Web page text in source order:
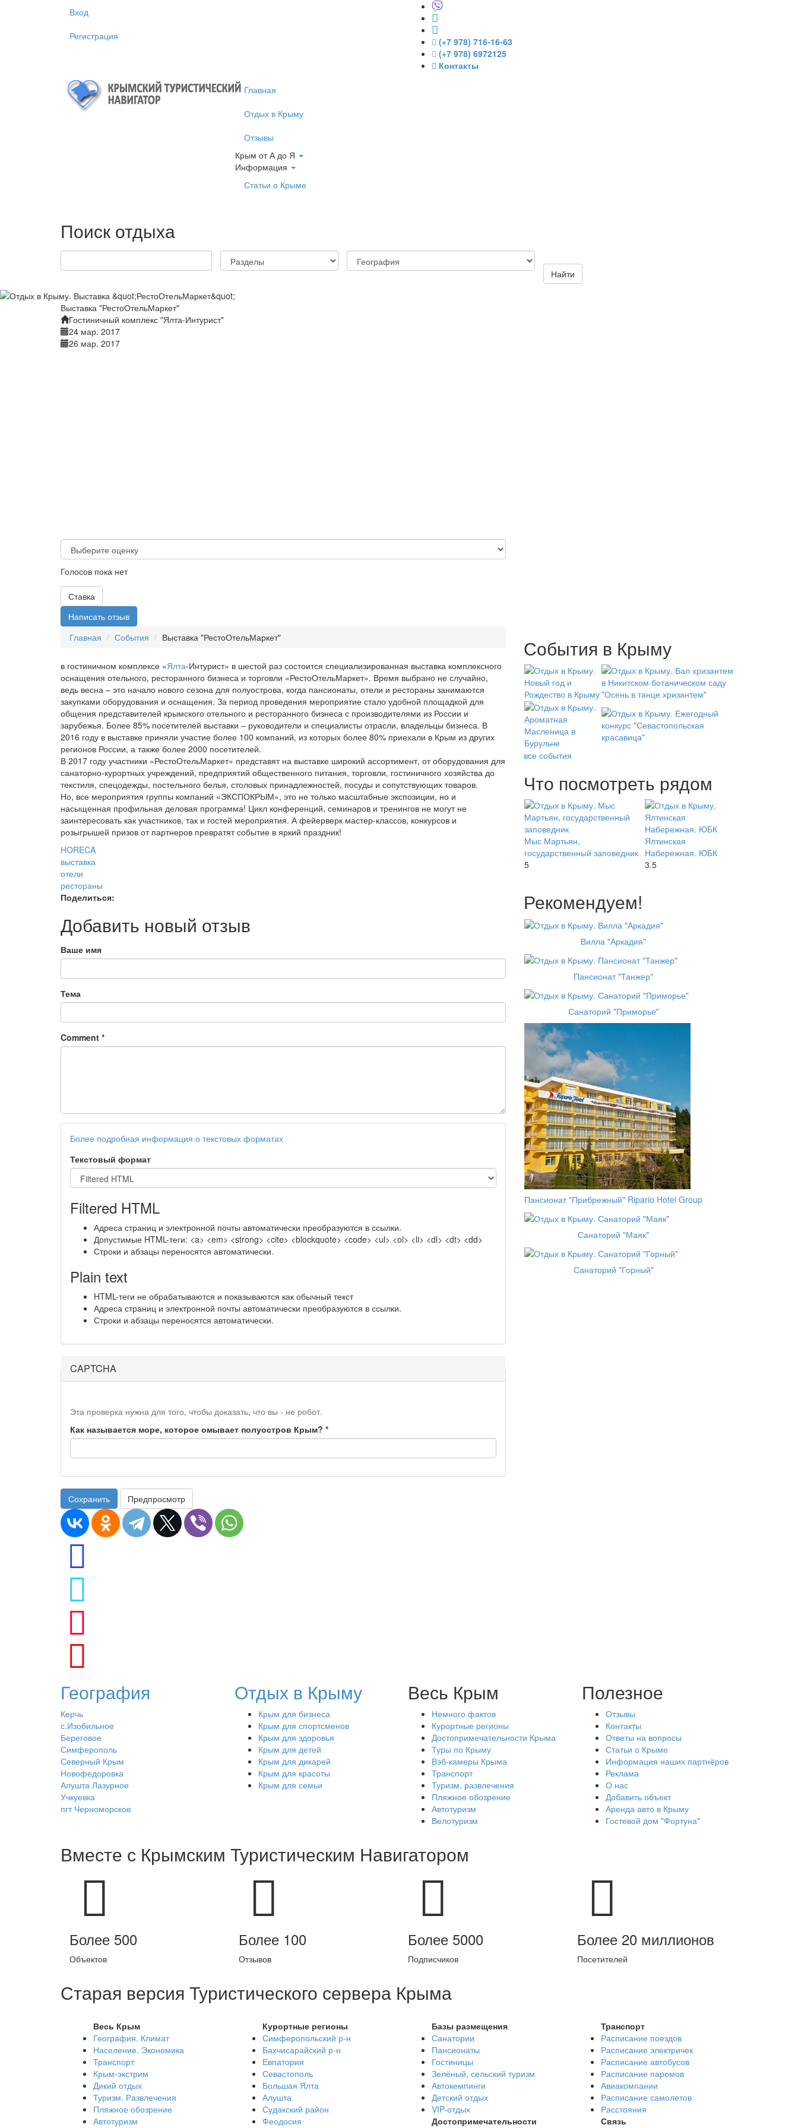
Вход
Регистрация
(+7 978) 716-16-63
(+7 978) 6972125
Контакты
Главная
Отдых в Крыму
Отзывы
Крым от А до Я
Информация
Статьи о Крыме
Поиск отдыха
Найти
Выставка "РестоОтельМаркет"
Гостиничный комплекс "Ялта-Интурист"
24 мар. 2017
26 мар. 2017
Голосов пока нет
Ставка
Написать отзыв
Главная
События Выставка "РестоОтельМаркет"
в гостиничном комплексе «Ялта-Интурист» в шестой раз состоится специализированная выставка комплексного
оснащения отельного, ресторанного бизнеса и торговли «РестоОтельМаркет». Время выбрано не случайно,
ведь весна – это начало нового сезона для полуострова, когда пансионаты, отели и рестораны занимаются
закупками оборудования и оснащения. За период проведения мероприятие стало удобной площадкой для
общения представителей крымского отельного и ресторанного бизнеса с производителями из России и
зарубежья. Более 85% посетителей выставки – руководители и специалисты отрасли, владельцы бизнеса. В
2016 году в выставке приняли участие более 100 компаний, из которых более 80% приехали в Крым из других
регионов России, а также более 2000 посетителей.
В 2017 году участники «РестоОтельМаркет» представят на выставке широкий ассортимент, от оборудования для
санаторно-курортных учреждений, предприятий общественного питания, торговли, гостиничного хозяйства до
текстиля, спецодежды, постельного белья, столовых принадлежностей, посуды и сопутствующих товаров.
Но, все мероприятия группы компаний «ЭКСПОКРЫМ», это не только масштабные экспозиции, но и
насыщенная профильная деловая программа! Цикл конференций, семинаров и тренингов не могут не
заинтересовать как участников, так и гостей мероприятия. А фейерверк мастер-классов, конкурсов и
розыгрышей призов от партнеров превратят событие в яркий праздник!
HORECA
выставка
отели
рестораны
Поделиться:
Добавить новый отзыв
Ваше имя
Тема
Comment *
Более подробная информация о текстовых форматах
Текстовый формат
Filtered HTML
Адреса страниц и электронной почты автоматически преобразуются в ссылки.
Допустимые HTML-теги: <a> <em> <strong> <cite> <blockquote> <code> <ul> <ol> <li> <dl> <dt> <dd>
Строки и абзацы переносятся автоматически.
Plain text
HTML-теги не обрабатываются и показываются как обычный текст
Адреса страниц и электронной почты автоматически преобразуются в ссылки.
Строки и абзацы переносятся автоматически.
CAPTCHA
Эта проверка нужна для того, чтобы доказать, что вы - не робот.
Как называется море, которое омывает полуостров Крым? *
Сохранить Предпросмотр
События в Крыму
все события
Что посмотреть рядом
Мыс Мартьян,
государственный заповедник
5
Ялтинская
Набережная. ЮБК
3.5
Рекомендуем!
Вилла "Аркадия"
Пансионат "Танжер"
Санаторий "Приморье"
Пансионат "Прибрежный" Ripario Hotel Group
Санаторий "Маяк"
Санаторий "Горный"
География
Керчь
с.Изобильное
Береговое
Симферополь
Северный Крым
Новофедоровка
Алушта Лазурное
Учкуевка
пгт Черноморское
Отдых в Крыму
Крым для бизнеса
Крым для спортсменов
Крым для здоровья
Крым для детей
Крым для дикарей
Крым для красоты
Крым для семьи
Весь Крым
Немного фактов
Курортные регионы
Достопримечательности Крыма
Туры по Крыму
Вэб-камеры Крыма
Транспорт
Туризм, развлечения
Пляжное обозрение
Автотуризм
Велотуризм
Полезное
Отзывы
Контакты
Ответы на вопросы
Статьи о Крыме
Информация наших партнёров
Реклама
О нас
Добавить объект
Аренда авто в Крыму
Гостевой дом "Фортуна"
Вместе с Крымским Туристическим Навигатором
Более 500
Объектов
Более 100
Отзывов
Более 5000
Подписчиков
Более 20 миллионов
Посетителей
Старая версия Туристического сервера Крыма
Весь Крым
География. Климат
Население. Экономика
Транспорт
Крым-экстрим
Дикий отдых
Туризм. Развлечения
Пляжное обозрение
Автотуризм
Курортные регионы
Симферопольский р-н
Бахчисарайский р-н
Евпатория
Севастополь
Большая Ялта
Алушта
Судакский район
Феодосия
Базы размещения
Санатории
Пансионаты
Гостиницы
Зелёный, сельский туризм
Автокемпинги
Детский отдых
VIP-отдых
Достопримечательности
Транспорт
Расписание поездов
Расписание электричек
Расписание автобусов
Расписание паромов
Авиакомпании
Расписание самолетов
Расстояния
Связь